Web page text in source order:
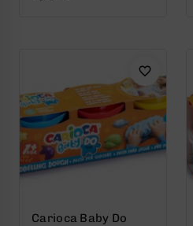
Carioca Baby Do